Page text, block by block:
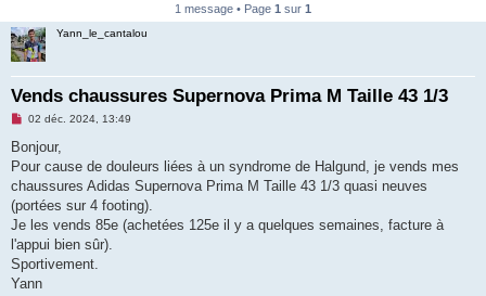
1 message • Page 1 sur 1
Yann_le_cantalou
Vends chaussures Supernova Prima M Taille 43 1/3
M
s
a
g
n
o
l
u
02 déc. 2024, 13:49
Bonjour,
Pour cause de douleurs liées à un syndrome de Halgund, je vends mes
chaussures Adidas Supernova Prima M Taille 43 1/3 quasi neuves
(portées sur 4 footing).
Je les vends 85e (achetées 125e il y a quelques semaines, facture à
l'appui bien sûr).
Sportivement.
Yann